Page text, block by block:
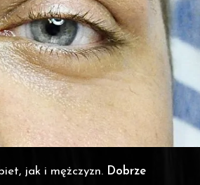
jak i mężczyzn. Dobrze